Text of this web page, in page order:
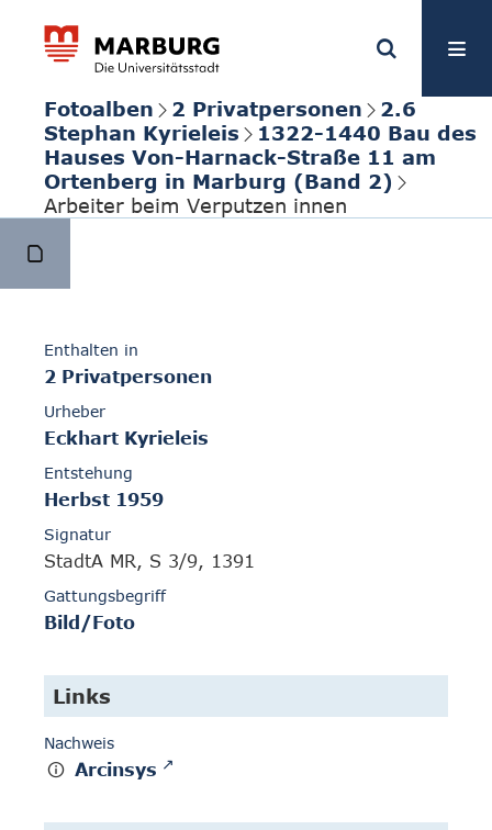
Fotoalben 2 Privatpersonen
2.6
Stephan Kyrieleis
1322-1440 Bau des
Hauses Von-Harnack-Straße 11 am
Ortenberg in Marburg (Band 2)
Arbeiter beim Verputzen innen
Enthalten in
2 Privatpersonen
Urheber
Eckhart Kyrieleis
Entstehung
Herbst 1959
Signatur
StadtA MR, S 3/9, 1391
Gattungsbegriff
Bild/Foto
Links
Nachweis
Arcinsys